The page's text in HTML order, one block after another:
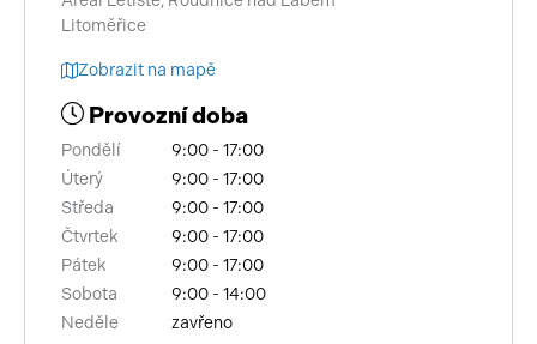
Litoměřice
Zobrazit na mapě
Provozní doba
Pondělí
9:00 - 17:00
Úterý
9:00 - 17:00
Středa
9:00 - 17:00
Čtvrtek
9:00 - 17:00
Pátek
9:00 - 17:00
Sobota
9:00 - 14:00
Neděle
zavřeno